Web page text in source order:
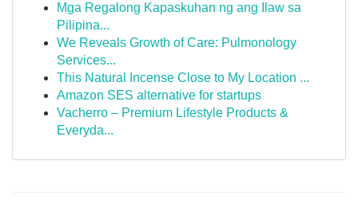
Mga Regalong Kapaskuhan ng ang Ilaw sa
Pilipina...
We Reveals Growth of Care: Pulmonology
Services...
This Natural Incense Close to My Location ...
Amazon SES alternative for startups
Vacherro – Premium Lifestyle Products &
Everyda...